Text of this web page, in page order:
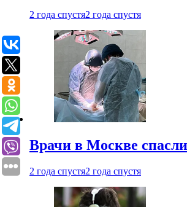
2 года спустя2 года спустя
Врачи в Москве
2 года спустя2 года спустя